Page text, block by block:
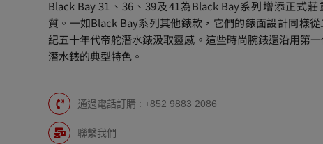
Black Bay 31、36、39及41為Black Bay系列增添正式莊
質。一如Black Bay系列其他錶款，它們的錶面設計同樣從
紀五十年代帝舵潛水錶汲取靈感。這些時尚腕錶還沿用第
潛水錶的典型特色。
通過電話訂購 : +852 9883 2086
聯繫我們